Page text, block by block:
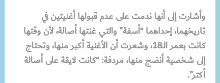
وأشارت إلى أنها ندمت على عدم قبولها أغنيتين في
تاريخهما، إحداهما “أسفة” والتي غنتها أصالة، لأن وقتها
كانت بعمر الـ18، وشعرت أن الأغنية أكبر منها، وتحتاج
إلى شخصية أنضج منها، مردفة: “كانت لايقة على أصالة
أكتر”.